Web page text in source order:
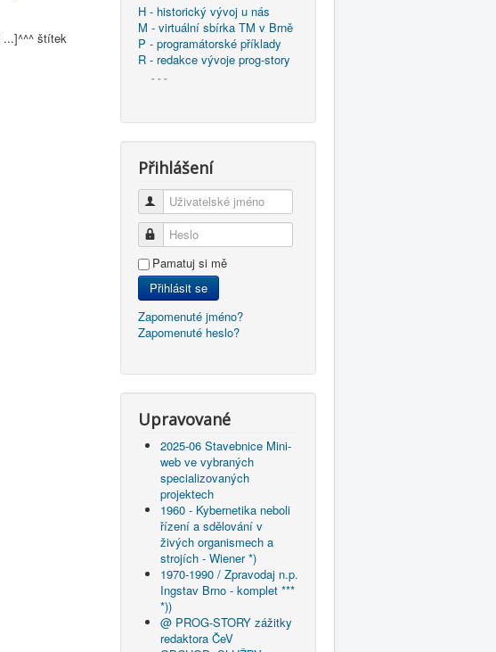
...]^^^ štítek
H - historický vývoj u nás
M - virtuální sbírka TM v Brně
P - programátorské příklady
R - redakce vývoje prog-story
- - -
Přihlášení
Uživatelské jméno
Heslo
Pamatuj si mě
Přihlásit se
Zapomenuté jméno?
Zapomenuté heslo?
Upravované
2025-06 Stavebnice Mini-
web ve vybraných
specializovaných
projektech
1960 - Kybernetika neboli
řízení a sdělování v
živých organismech a
strojích - Wiener *)
1970-1990 / Zpravodaj n.p.
Ingstav Brno - komplet ***
*))
@ PROG-STORY zážitky
redaktora ČeV